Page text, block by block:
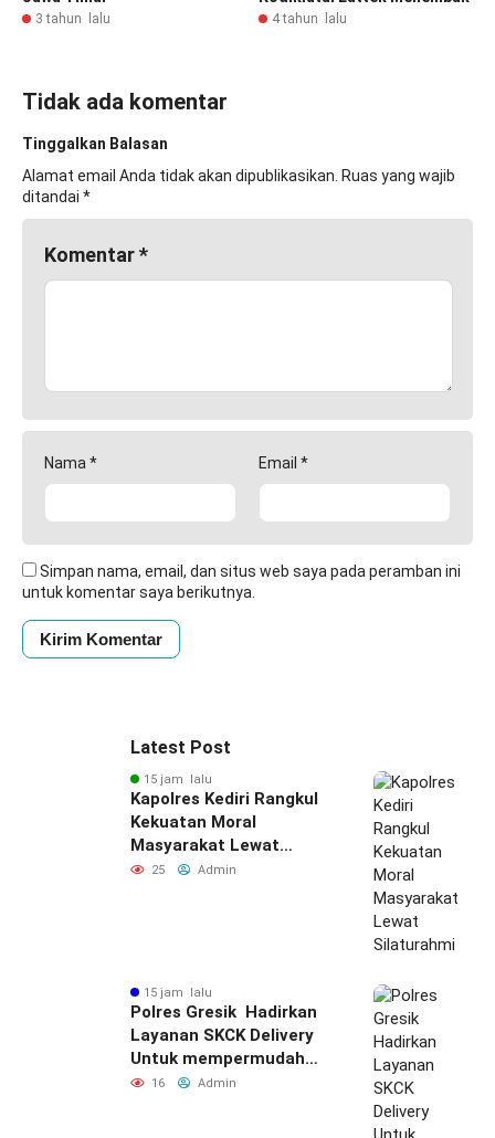
3 tahun lalu 4 tahun lalu
Tidak ada komentar
Tinggalkan Balasan
Alamat email Anda tidak akan dipublikasikan. Ruas yang wajib
ditandai *
Komentar*
Nama * Email *
Simpan nama, email, dan situs web saya pada peramban ini
untuk komentar saya berikutnya.
Latest Post
15 jam lalu
Kapolres Kediri Rangkul
Kekuatan Moral
Masyarakat Lewat
Silaturahmi
25 Admin
15 jam lalu
Polres Gresik Hadirkan
Layanan SKCK Delivery
Untuk mempermudah
Masyarakat
16 Admin